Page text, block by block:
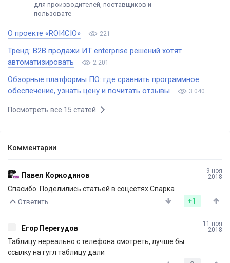
для производителей, поставщиков и
пользовате
О проекте «ROI4CIO» 221
Тренд: B2B продажи ИТ enterprise решений хотят
автоматизировать
2 201
Обзорные платформы ПО: где сравнить программное
обеспечение, узнать цену и почитать отзывы
3 040
Посмотреть все 15 статей
Комментарии
Павел Коркодинов
9 ноя
2018
Спасибо. Поделились статьей в соцсетях Спарка
Ответить +1
Егор Перегудов
11 ноя
2018
Таблицу нереально с телефона смотреть, лучше бы
ссылку на гугл таблицу дали